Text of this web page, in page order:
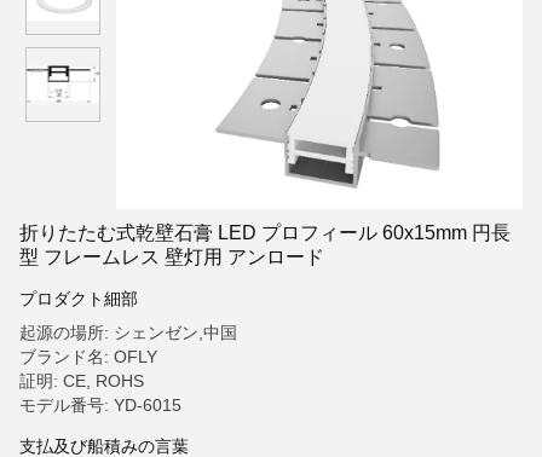
折りたたむ式乾壁石膏 LED プロフィール 60x15mm 円長
型 フレームレス 壁灯用 アンロード
プロダクト細部
起源の場所: シェンゼン,中国
ブランド名: OFLY
証明: CE, ROHS
モデル番号: YD-6015
支払及び船積みの言葉